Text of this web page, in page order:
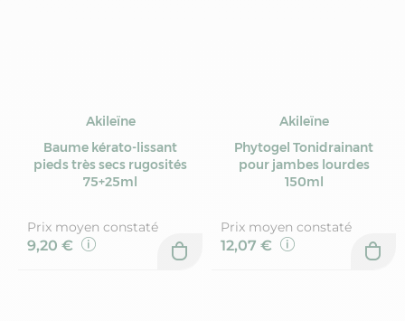
Akileïne
Baume kérato-lissant
pieds très secs rugosités
75+25ml
Prix moyen constaté
9,20 €
Akileïne
Phytogel Tonidrainant
pour jambes lourdes
150ml
Prix moyen constaté
12,07 €